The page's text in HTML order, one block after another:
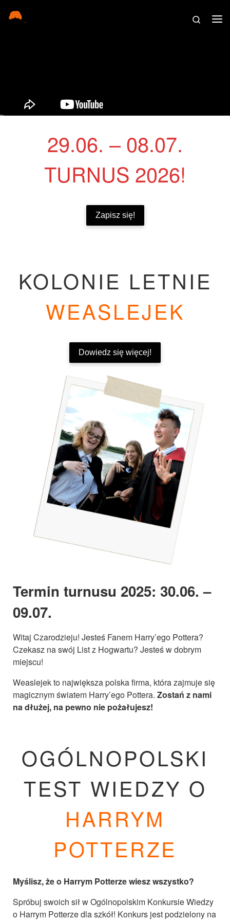
Skip to content
Search
29.06. – 08.07.
TURNUS 2026!
Zapisz się!
KOLONIE LETNIE
WEASLEJEK
Dowiedz się więcej!
Termin turnusu 2025: 30.06. –
09.07.
Witaj Czarodzieju! Jesteś Fanem Harry’ego Pottera?
Czekasz na swój List z Hogwartu? Jesteś w dobrym
miejscu!
Weaslejek to największa polska firma, która zajmuje się
magicznym światem Harry’ego Pottera. Zostań z nami
na dłużej, na pewno nie pożałujesz!
OGÓLNOPOLSKI
TEST WIEDZY O
HARRYM
POTTERZE
Myślisz, że o Harrym Potterze wiesz wszystko?
Spróbuj swoich sił w Ogólnopolskim Konkursie Wiedzy
o Harrym Potterze dla szkół! Konkurs jest podzielony na